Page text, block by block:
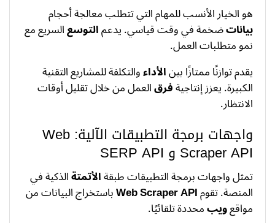
هو الخيار الأنسب للمهام التي تتطلب معالجة أحجام
بياناتضخمة في وقت قياسي. يدعمالتوسعالسريع مع
نمو متطلبات العمل.
يقدم توازنًا ممتازًا بينالأداءوالتكلفة للمشاريع التقنية
الكبيرة. يعزز إنتاجيةفرقالعمل من خلال تقليل أوقات
الانتظار.
واجهات برمجة التطبيقات الآلية: Web
Scraper API و SERP API
تمثل واجهات برمجة التطبيقات طبقةالأتمتةالذكية في
المنصة. تقومWeb Scraper APIباستخراج البيانات من
مواقعويبمحددة تلقائيًا.